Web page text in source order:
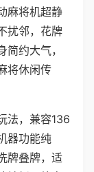
麻将机超静
扰邻，花牌
约大气，
将休闲传
法，兼容136
器功能纯
牌叠牌，适